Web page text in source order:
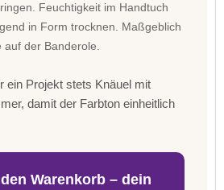
Feuchtigkeit im Handtuch
in Form trocknen. Maßgeblich
der Banderole.
ein Projekt stets Knäuel mit
damit der Farbton einheitlich
Warenkorb – dein